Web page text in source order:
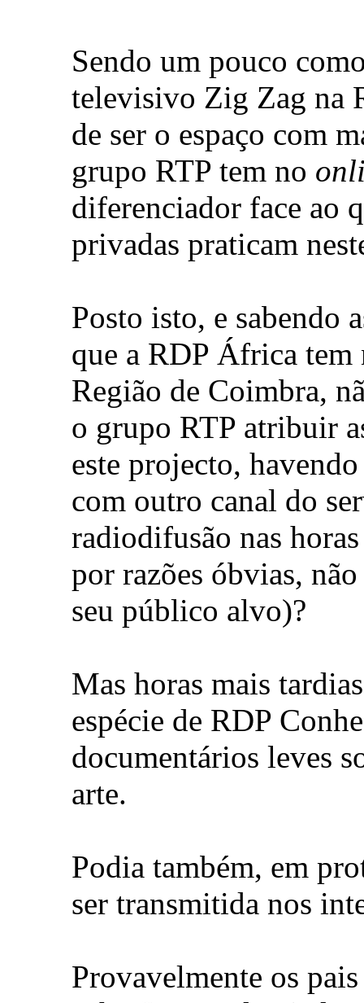
Sendo um pouco
televisivo Zig Zag na
de ser o espaço com
grupo RTP tem no
diferenciador face ao
privadas praticam
Posto isto, e sabendo
que a RDP África tem
Região de Coimbra,
o grupo RTP atribuir
este projecto,
com outro canal do
radiodifusão nas
por razões óbvias,
seu público alvo)?
Mas horas mais
espécie de RDP
documentários leves
arte.
Podia também, em
ser transmitida nos
Provavelmente os